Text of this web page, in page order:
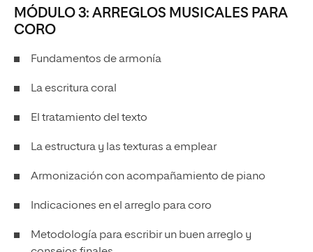
MÓDULO 3: ARREGLOS MUSICALES PARA
CORO
Fundamentos de armonía
La escritura coral
El tratamiento del texto
La estructura y las texturas a emplear
Armonización con acompañamiento de piano
Indicaciones en el arreglo para coro
Metodología para escribir un buen arreglo y